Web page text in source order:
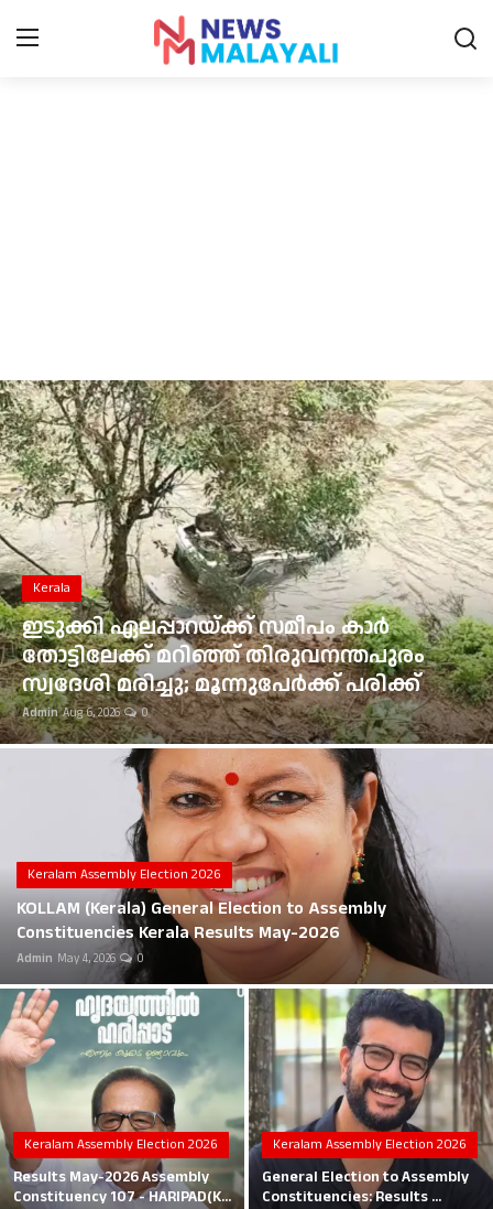
Entertainment
Sports
Food
Gulf News
Loksabha Election 2024
Technology
Health
Jobs Mall
Career
Education
Business
Local News
Earn Money
Tutorials
Malayalam
Kerala
ഇടുക്കി ഏലപ്പാറയ്ക്ക് സമീപം കാർ
തോട്ടിലേക്ക് മറിഞ്ഞ് തിരുവനന്തപുരം
സ്വദേശി മരിച്ചു; മൂന്നുപേർക്ക് പരിക്ക്
Admin Aug 6, 2026 0
Keralam Assembly Election 2026
KOLLAM (Kerala) General Election to Assembly
Constituencies Kerala Results May-2026
Admin May 4, 2026 0
Keralam Assembly Election 2026
Results May-2026 Assembly
Constituency 107 - HARIPAD(K...
Keralam Assembly Election 2026
General Election to Assembly
Constituencies: Results ...